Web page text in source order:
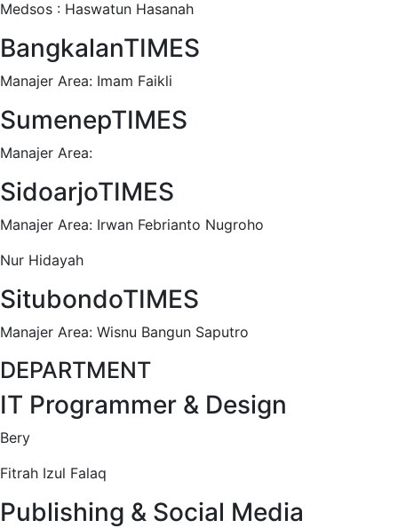
Medsos : Haswatun Hasanah
BangkalanTIMES
Manajer Area: Imam Faikli
SumenepTIMES
Manajer Area:
SidoarjoTIMES
Manajer Area: Irwan Febrianto Nugroho
Nur Hidayah
SitubondoTIMES
Manajer Area: Wisnu Bangun Saputro
DEPARTMENT
IT Programmer & Design
Bery
Fitrah Izul Falaq
Publishing & Social Media